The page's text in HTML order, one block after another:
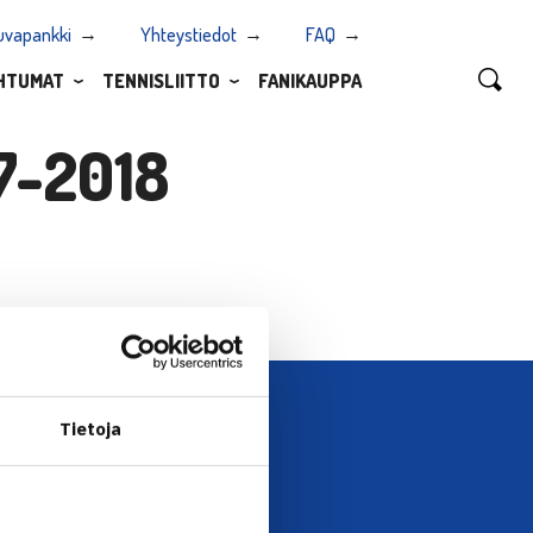
Tietoja
Yhteystiedot
FAQ
TENNISLIITTO FANIKAUPPA
2018
→